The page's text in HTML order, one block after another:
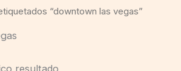
“downtown las vegas”
resultado